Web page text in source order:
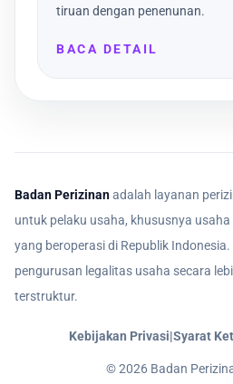
tiruan dengan penenunan.
BACA DETAIL
Badan Perizinanadalah layanan
untuk pelaku usaha, khususnya
yang beroperasi di Republik
pengurusan legalitas usaha secara
terstruktur.
Kebijakan Privasi|Syarat
©2026Badan